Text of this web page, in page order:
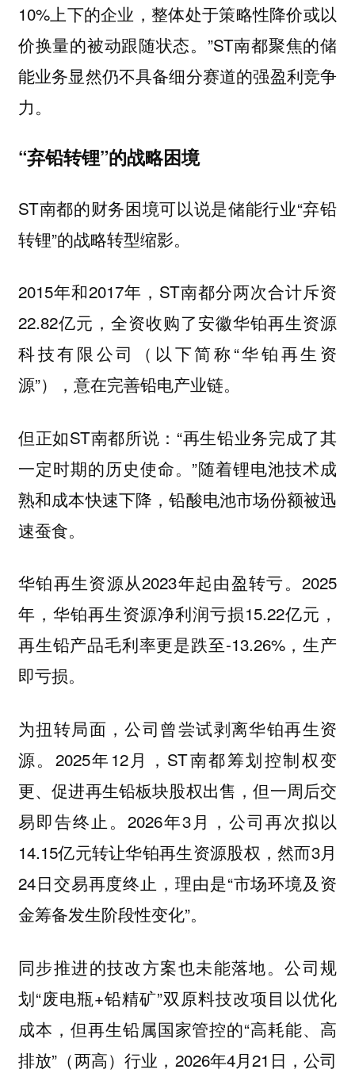
10%上下的企业，整体处于策略性降价或以
价换量的被动跟随状态。”ST南都聚焦的储
能业务显然仍不具备细分赛道的强盈利竞争
力。
“弃铅转锂”的战略困境
ST南都的财务困境可以说是储能行业“弃铅
转锂”的战略转型缩影。
2015年和2017年，ST南都分两次合计斥资
22.82亿元，全资收购了安徽华铂再生资源
科技有限公司（以下简称“华铂再生资
源”），意在完善铅电产业链。
但正如ST南都所说：“再生铅业务完成了其
一定时期的历史使命。”随着锂电池技术成
熟和成本快速下降，铅酸电池市场份额被迅
速蚕食。
华铂再生资源从2023年起由盈转亏。2025
年，华铂再生资源净利润亏损15.22亿元，
再生铅产品毛利率更是跌至-13.26%，生产
即亏损。
为扭转局面，公司曾尝试剥离华铂再生资
源。2025年12月，ST南都筹划控制权变
更、促进再生铅板块股权出售，但一周后交
易即告终止。2026年3月，公司再次拟以
14.15亿元转让华铂再生资源股权，然而3月
24日交易再度终止，理由是“市场环境及资
金筹备发生阶段性变化”。
同步推进的技改方案也未能落地。公司规
划“废电瓶+铅精矿”双原料技改项目以优化
成本，但再生铅属国家管控的“高耗能、高
排放”（两高）行业，2026年4月21日，公司